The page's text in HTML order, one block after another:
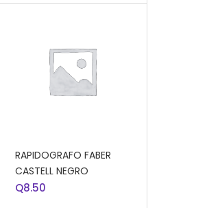
RAPIDOGRAFO FABER
CASTELL NEGRO
Q8.50